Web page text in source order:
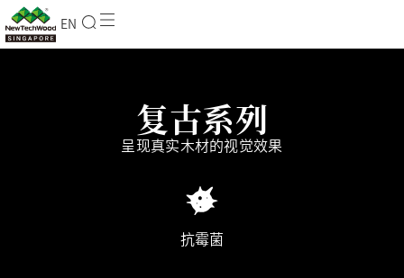
EN
复古系列
呈现真实木材的视觉效果
抗霉菌